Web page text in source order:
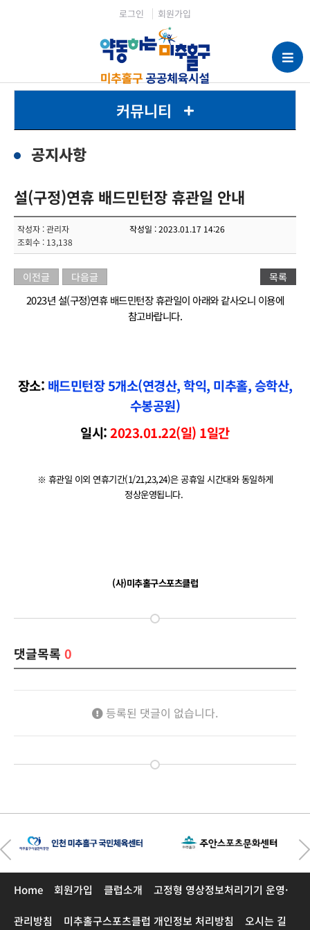
로그인 회원가입
커뮤니티
공지사항
설(구정)연휴 배드민턴장 휴관일 안내
작성자 : 관리자
작성일 : 2023.01.17 14:26
조회수 : 13,138
이전글 다음글 목록
2023년 설(구정)연휴 배드민턴장 휴관일이 아래와 같사오니 이용에
참고바랍니다.
장소: 배드민턴장 5개소(연경산, 학익, 미추홀, 승학산,
수봉공원)
일시:2023.01.22(일) 1일간
※ 휴관일 이외 연휴기간(1/21,23,24)은 공휴일 시간대와 동일하게
정상운영됩니다.
(사)미추홀구스포츠클럽
댓글목록 0
등록된 댓글이 없습니다.
Home 회원가입 클럽소개 고정형 영상정보처리기기 운영·
관리방침 미추홀구스포츠클럽 개인정보 처리방침 오시는 길